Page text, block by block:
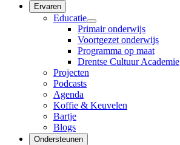
Ervaren
Educatie
Primair onderwijs
Voortgezet onderwijs
Programma op maat
Drentse Cultuur Academie
Projecten
Podcasts
Agenda
Koffie & Keuvelen
Bartje
Blogs
Ondersteunen